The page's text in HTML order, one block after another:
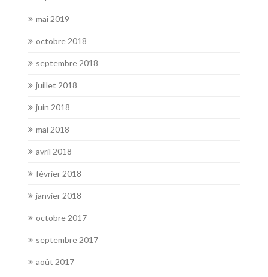
mai 2019
octobre 2018
septembre 2018
juillet 2018
juin 2018
mai 2018
avril 2018
février 2018
janvier 2018
octobre 2017
septembre 2017
août 2017